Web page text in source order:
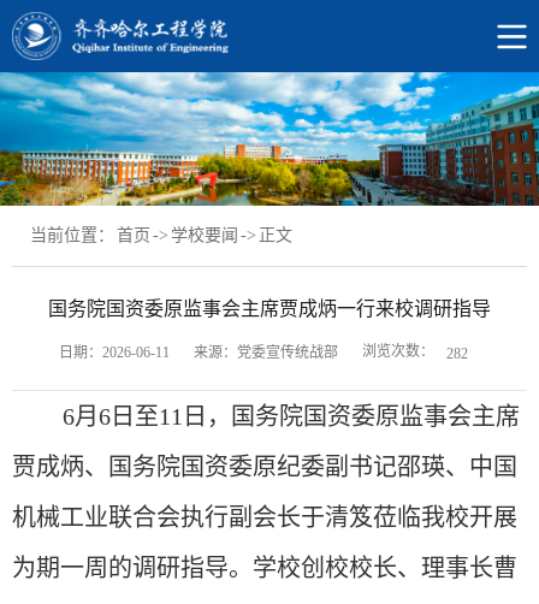
当前位置： 首页 -> 学校要闻 -> 正文
国务院国资委原监事会主席贾成炳一行来校调研指导
日期：2026-06-11 来源：党委宣传统战部 浏览次数： 282
6月6日至11日，国务院国资委原监事会主席
贾成炳、国务院国资委原纪委副书记邵瑛、中国
机械工业联合会执行副会长于清笈莅临我校开展
为期一周的调研指导。学校创校校长、理事长曹